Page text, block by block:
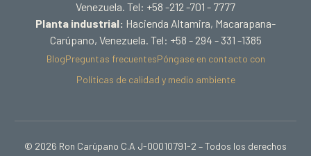
Venezuela. Tel: +58 -212 -701 - 7777
Planta industrial: Hacienda Altamira, Macarapana-
Carúpano, Venezuela. Tel: +58 - 294 - 331 -1385
BlogPreguntas frecuentesPóngase en contacto con
Políticas de calidad y medio ambiente
© 2026 Ron Carúpano C.A J-00010791-2 – Todos los derechos